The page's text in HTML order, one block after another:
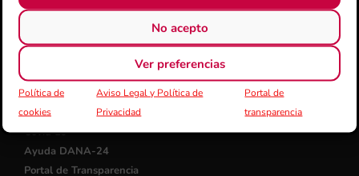
No acepto
Ver preferencias
Política de
cookies
Aviso Legal y Política de
Privacidad
Portal de
transparencia
Auditori i Palau de Congressos de Castelló
Palau de la Música València
Palau de Les Arts - Reina Sofía
European Commission Erasmus +
+ FSMCV
Covid 19
Ayuda DANA-24
Portal de Transparencia